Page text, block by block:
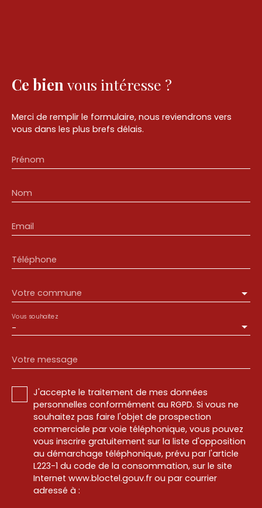
Ce bien vous intéresse ?
Merci de remplir le formulaire, nous reviendrons vers
vous dans les plus brefs délais.
Prénom
Nom
Email
Téléphone
Votre commune
-
Vous souhaitez
Votre message
J'accepte le traitement de mes données
personnelles conformément au RGPD. Si vous ne
souhaitez pas faire l'objet de prospection
commerciale par voie téléphonique, vous pouvez
vous inscrire gratuitement sur la liste d'opposition
au démarchage téléphonique, prévu par l'article
L223-1 du code de la consommation, sur le site
Internet www.bloctel.gouv.fr ou par courrier
adressé à :